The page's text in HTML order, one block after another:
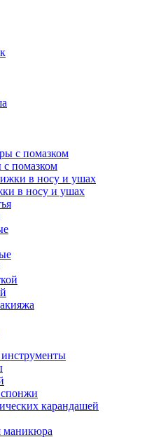
помазком
в носу и ушах
инструменты
карандашей